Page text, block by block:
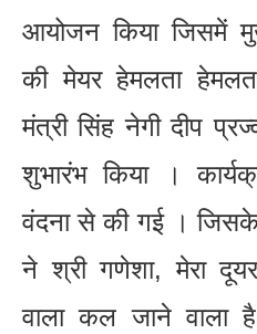
आयोजन किया जिसमें
की मेयर हेमलता
मंत्री सिंह नेगी दीप
शुभारंभ किया ।
वंदना से की गई ।
ने श्री गणेशा, मेरा
वाला कल जाने वाला